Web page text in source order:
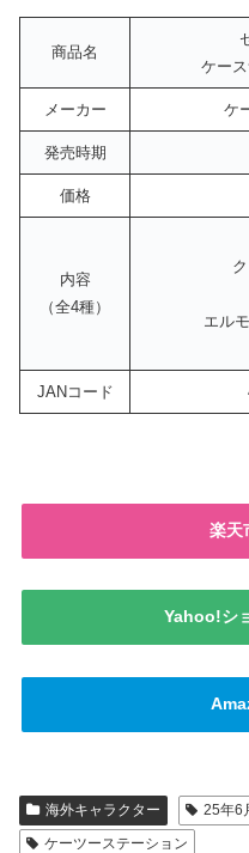
商品名
ケースつ
メーカー ケ
発売時期
価格
内容
（全4種）
エル
JANコード
楽天
Yahoo!シ
海外キャラクター 25年6
ケーツーステーション